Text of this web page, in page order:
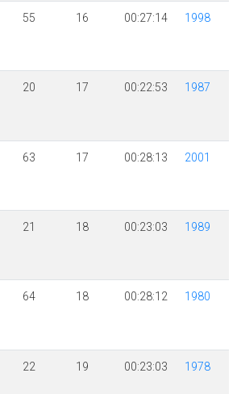
55 16 00:27:14 1998
20 17 00:22:53 1987
63 17 00:28:13 2001
21 18 00:23:03 1989
64 18 00:28:12 1980
22 19 00:23:03 1978